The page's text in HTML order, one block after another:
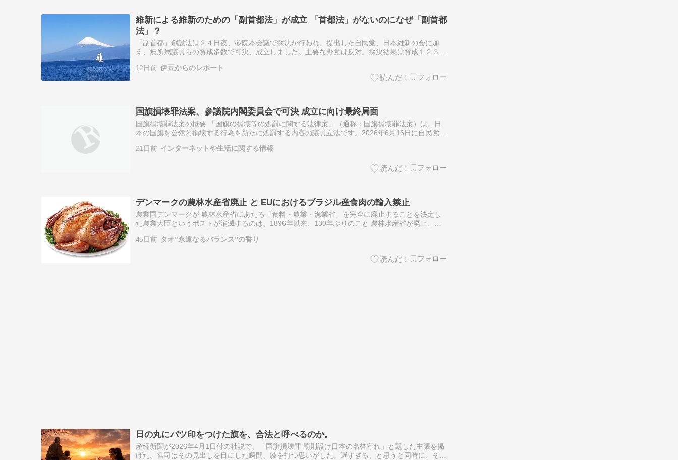
維新による維新のための「副首都法」が成立 「首都法」がないのになぜ「副首都
法」？
「副首都」創設法は２４日夜、参院本会議で採決が行われ、提出した自民党、日本維新の会に加
え、無所属議員らの賛成多数で可決、成立しました。主要な野党は反対。採決結果は賛成１２３
りき」と言っても過…
12日前 伊豆からのレポート
国旗損壊罪法案、参議院内閣委員会で可決 成立に向け最終局面
国旗損壊罪法案の概要 「国旗の損壊等の処罰に関する法律案」（通称：国旗損壊罪法案）は、日
本の国旗を公然と損壊する行為を新たに処罰する内容の議員立法です。2026年6月16日に自民党、
は、与党…
21日前 インターネットや生活に関する情報
デンマークの農林水産省廃止 と EUにおけるブラジル産食肉の輸入禁止
農業国デンマークが 農林水産省にあたる「食料・農業・漁業省」を完全に廃止することを決定し
た農業大臣というポストが消滅するのは、1896年以来、130年ぶりのこと 農林水産省が廃止、自
45日前 タオ”永遠なるバランス”の香り
日の丸にバツ印をつけた旗を、合法と呼べるのか。
産経新聞が2026年4月1日付の社説で、「国旗損壊罪 罰則設け日本の名誉守れ」と題した主張を掲
げた。宮司はその見出しを目にした瞬間、膝を打つ思いがした。遅すぎる、と思うと同時に、それ